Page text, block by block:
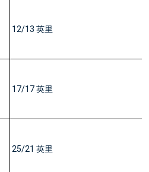
12/13 英里
17/17 英里
25/21 英里